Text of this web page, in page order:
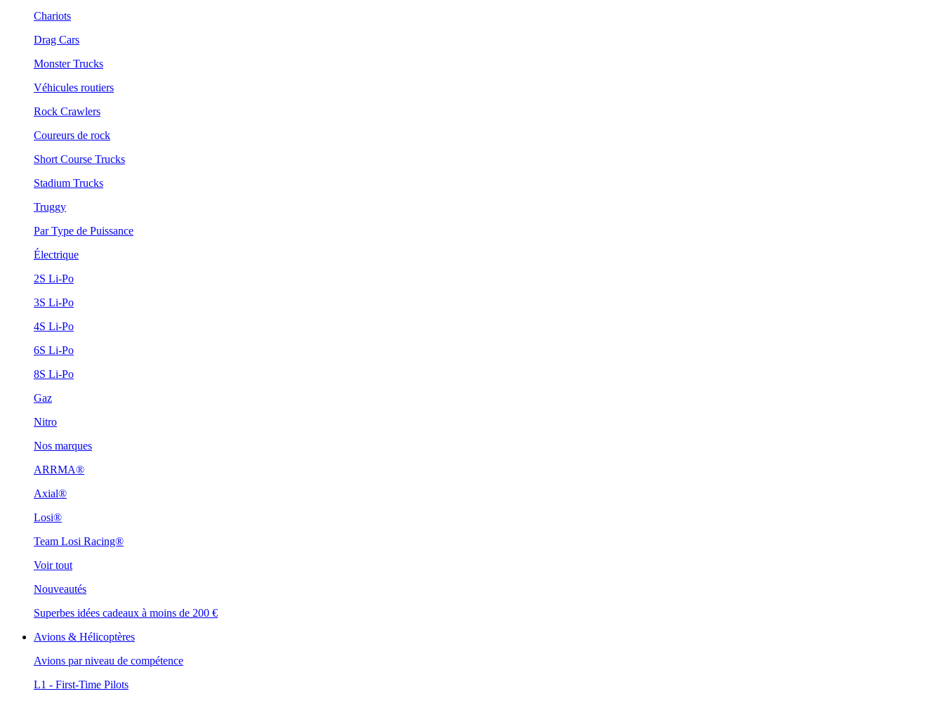
Chariots
Drag Cars
Monster Trucks
Véhicules routiers
Rock Crawlers
Coureurs de rock
Short Course Trucks
Stadium Trucks
Truggy
Par Type de Puissance
Électrique
2S Li-Po
3S Li-Po
4S Li-Po
6S Li-Po
8S Li-Po
Gaz
Nitro
Nos marques
ARRMA®
Axial®
Losi®
Team Losi Racing®
Voir tout
Nouveautés
Superbes idées cadeaux à moins de 200 €
Avions & Hélicoptères
Avions par niveau de compétence
L1 - First-Time Pilots